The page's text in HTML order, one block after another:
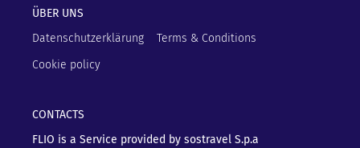
ÜBER UNS
Datenschutzerklärung
Terms & Conditions
Cookie policy
CONTACTS
FLIO is a Service provided by sostravel S.p.a